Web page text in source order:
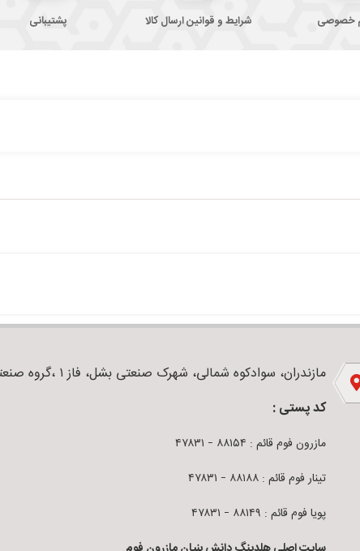
خصوصی شرایط و قوانین ارسال کالا پشتیبانی
مازندران، سوادکوه شمالی، شهرک صنعتی بشل، فاز ۱ ،گروه صنعتی مازرون فوم
کد پستی :
مازرون فوم قائم : ۸۸۱۵۴ – ۴۷۸۳۱
تینار فوم قائم : ۸۸۱۸۸ – ۴۷۸۳۱
پویا فوم قائم : ۸۸۱۴۹ – ۴۷۸۳۱